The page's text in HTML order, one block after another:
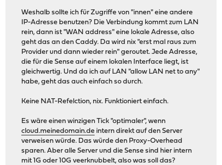
Weshalb sollte ich für Zugriffe von "innen" eine andere
IP-Adresse benutzen? Die Verbindung kommt zum LAN
rein, dann ist "WAN address" eine lokale Adresse, also
geht das an den Caddy. Da wird nix "erst mal raus zum
Provider und dann wieder rein" geroutet. Jede Adresse,
die für die Sense auf einem lokalen Interface liegt, ist
gleichwertig. Und da ich auf LAN "allow LAN net to any"
habe, geht das auch einfach so durch.
Keine NAT-Refelction, nix. Funktioniert einfach.
Es wäre einen winzigen Tick "optimaler", wenn
cloud.meinedomain.de intern direkt auf den Server
verweisen würde. Das würde den Proxy-Overhead
sparen. Aber alle Server und die Sense sind hier intern
mit 1G oder 10G veerknubbelt, also was soll das?